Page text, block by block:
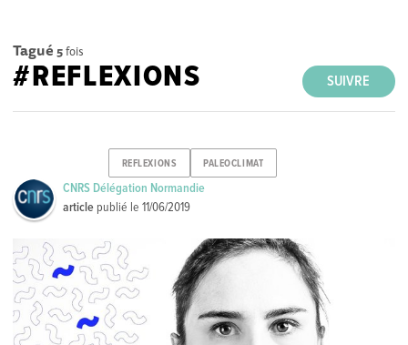
Tagué 5fois
SUIVRE
#REFLEXIONS
REFLEXIONS PALEOCLIMAT
CNRS Délégation Normandie
article publié le11/06/2019